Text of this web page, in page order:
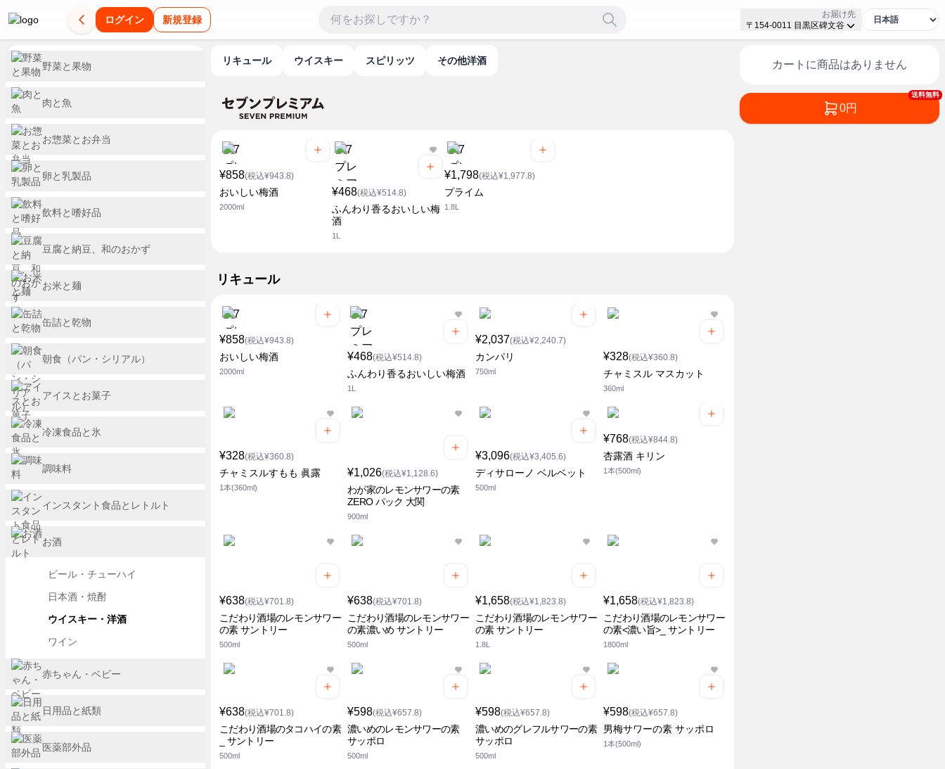
ログイン 新規登録
お届け先
〒154-0011 目黒区碑文谷
リキュール ウイスキー スピリッツ その他洋酒
¥858(税込¥943.8)
おいしい梅酒
2000ml
¥468(税込¥514.8)
ふんわり香るおいしい梅
酒
1L
¥1,798(税込¥1,977.8)
プライム
1.8L
リキュール
¥858(税込¥943.8)
おいしい梅酒
2000ml
¥468(税込¥514.8)
ふんわり香るおいしい梅酒
1L
¥2,037(税込¥2,240.7)
カンパリ
750ml
¥328(税込¥360.8)
チャミスル マスカット
360ml
¥328(税込¥360.8)
チャミスルすもも 眞露
1本(360ml)
¥1,026(税込¥1,128.6)
わが家のレモンサワーの素
ZERO パック 大関
900ml
¥3,096(税込¥3,405.6)
ディサローノ ベルベット
500ml
¥768(税込¥844.8)
杏露酒 キリン
1本(500ml)
¥638(税込¥701.8)
こだわり酒場のレモンサワー
の素 サントリー
500ml
¥638(税込¥701.8)
こだわり酒場のレモンサワー
の素濃いめ サントリー
500ml
¥1,658(税込¥1,823.8)
こだわり酒場のレモンサワー
の素 サントリー
1.8L
¥1,658(税込¥1,823.8)
こだわり酒場のレモンサワー
の素<濃い旨>_ サントリー
1800ml
¥638(税込¥701.8)
こだわり酒場のタコハイの素
_ サントリー
500ml
¥598(税込¥657.8)
濃いめのレモンサワーの素
サッポロ
500ml
¥598(税込¥657.8)
濃いめのグレフルサワーの素
サッポロ
500ml
¥598(税込¥657.8)
男梅サワーの素 サッポロ
1本(500ml)
カートに商品はありません
送料無料
0円
野菜と果物
肉と魚
お惣菜とお弁当
卵と乳製品
飲料と嗜好品
豆腐と納豆、和のおかず
お米と麺
缶詰と乾物
朝食（パン・シリアル）
アイスとお菓子
冷凍食品と氷
調味料
インスタント食品とレトルト
お酒
ビール・チューハイ
日本酒・焼酎
ウイスキー・洋酒
ワイン
赤ちゃん・ベビー
日用品と紙類
医薬部外品